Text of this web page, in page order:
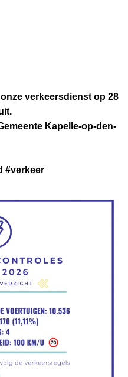
verkeersdienst op 28
Kapelle-op-den-
#verkeer